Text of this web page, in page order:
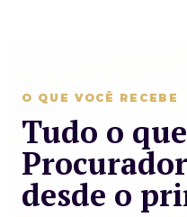
O QUE VOCÊ RECEBE
Tudo o
desde o